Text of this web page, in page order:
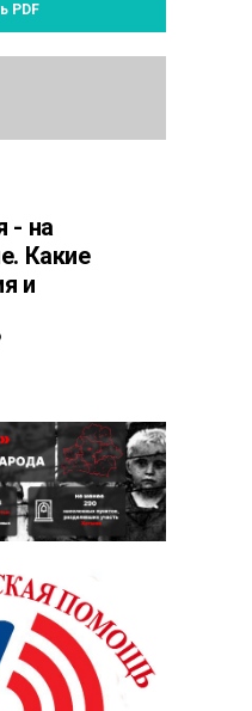
PDF
- на
Какие
и